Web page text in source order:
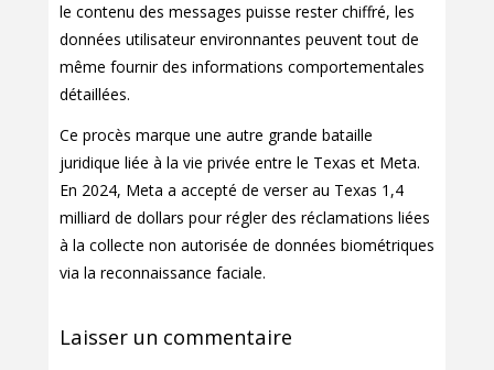
le contenu des messages puisse rester chiffré, les
données utilisateur environnantes peuvent tout de
même fournir des informations comportementales
détaillées.
Ce procès marque une autre grande bataille
juridique liée à la vie privée entre le Texas et Meta.
En 2024, Meta a accepté de verser au Texas 1,4
milliard de dollars pour régler des réclamations liées
à la collecte non autorisée de données biométriques
via la reconnaissance faciale.
Laisser un commentaire